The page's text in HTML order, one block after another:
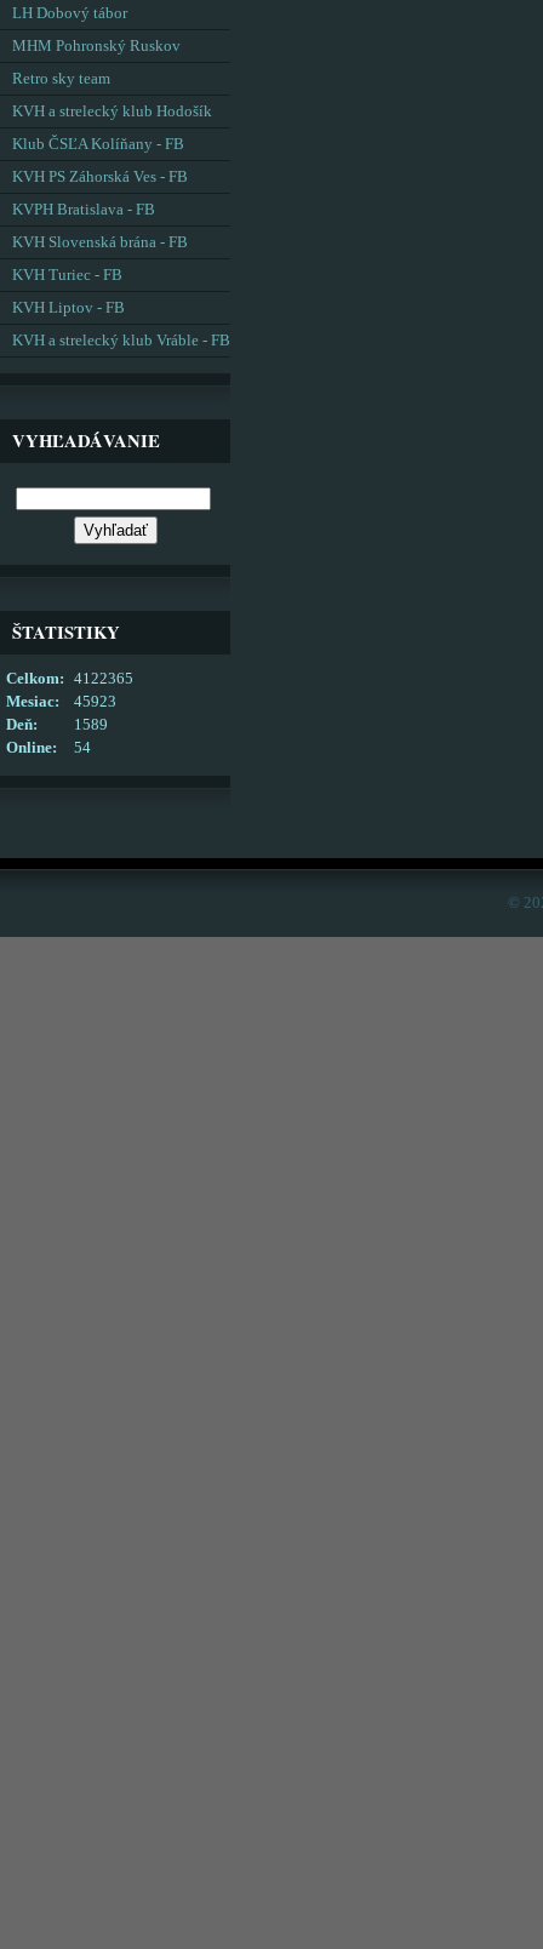
LH Dobový tábor
MHM Pohronský Ruskov
Retro sky team
KVH a strelecký klub Hodošík
Klub ČSĽA Kolíňany - FB
KVH PS Záhorská Ves - FB
KVPH Bratislava - FB
KVH Slovenská brána - FB
KVH Turiec - FB
KVH Liptov - FB
KVH a strelecký klub Vráble - FB
VYHĽADÁVANIE
ŠTATISTIKY
Online: 54
Celkom:
4122365
Mesiac:
45923
Deň:
1589
©